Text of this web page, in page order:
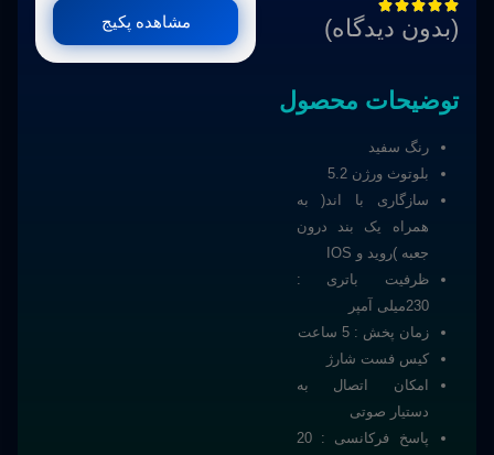





(بدون دیدگاه)
توضیحات محصول
رنگ سفید
بلوتوث ورژن 5.2
سازگاری با اند( به
همراه یک بند درون
جعبه )روید و IOS
ظرفیت باتری :
230میلی آمپر
زمان پخش : 5 ساعت
کیس فست شارژ
امکان اتصال به
دستیار صوتی
پاسخ فرکانسی : 20
مشاهده پکیج